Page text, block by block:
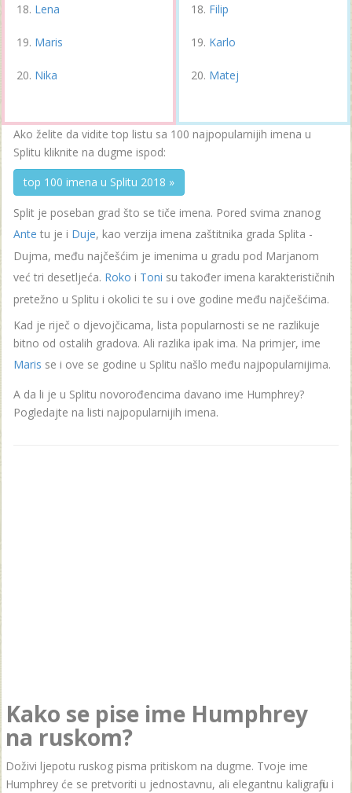
Lena
Maris
Nika
Filip
Karlo
Matej
Ako želite da vidite top listu sa 100 najpopularnijih imena u
Splitu kliknite na dugme ispod:
top 100 imena u Splitu 2018 »
Split je poseban grad što se tiče imena. Pored svima znanog
Ante tu je i Duje, kao verzija imena zaštitnika grada Splita -
Dujma, među najčešćim je imenima u gradu pod Marjanom
već tri desetljeća. Roko i Toni su također imena karakterističnih
pretežno u Splitu i okolici te su i ove godine među najčešćima.
Kad je riječ o djevojčicama, lista popularnosti se ne razlikuje
bitno od ostalih gradova. Ali razlika ipak ima. Na primjer, ime
Maris se i ove se godine u Splitu našlo među najpopularnijima.
A da li je u Splitu novorođencima davano ime Humphrey?
Pogledajte na listi najpopularnijih imena.
Kako se pise ime Humphrey
na ruskom?
Doživi ljepotu ruskog pisma pritiskom na dugme. Tvoje ime
Humphrey će se pretvoriti u jednostavnu, ali elegantnu kaligrafiju i